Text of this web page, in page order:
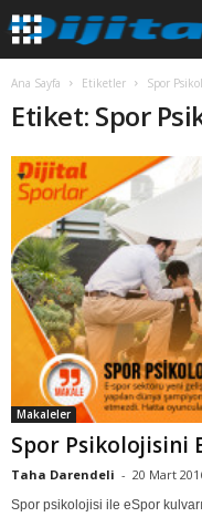
Ana Sayfa Etiketler Spor
Etiket: Spor
Makaleler
Spor Psikolojisini
Taha Darendeli - 20 Mart
Spor psikolojisi ile eSpor